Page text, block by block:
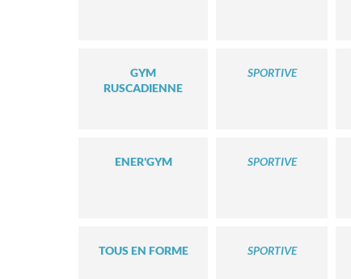
GYM
RUSCADIENNE
SPORTIVE
ENER'GYM SPORTIVE
TOUS EN FORME SPORTIVE